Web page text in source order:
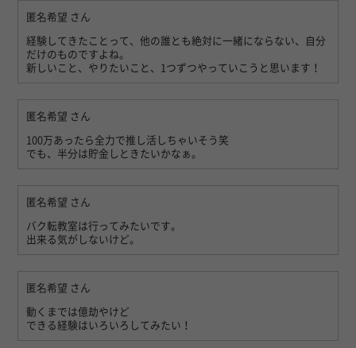
匿名希望 さん
経験してきたことって、他の誰とも絶対に一緒にならない、自分
だけのものですよね。
新しいこと、やりたいこと、1つずつやっていこうと思います！
匿名希望 さん
100万あったら全力で推し活しちゃいそう笑
でも、半分は貯金しときたいかなぁ。
匿名希望 さん
バク転教室は行ってみたいです。
出来る気がしないけど。
匿名希望 さん
動くまでは億劫やけど
できる経験はいろいろしてみたい！